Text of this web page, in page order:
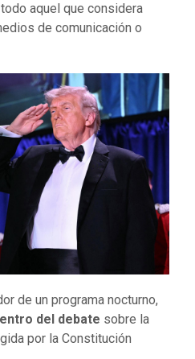
aquel que considera
de comunicación o
de un programa nocturno,
del debate sobre la
por la Constitución